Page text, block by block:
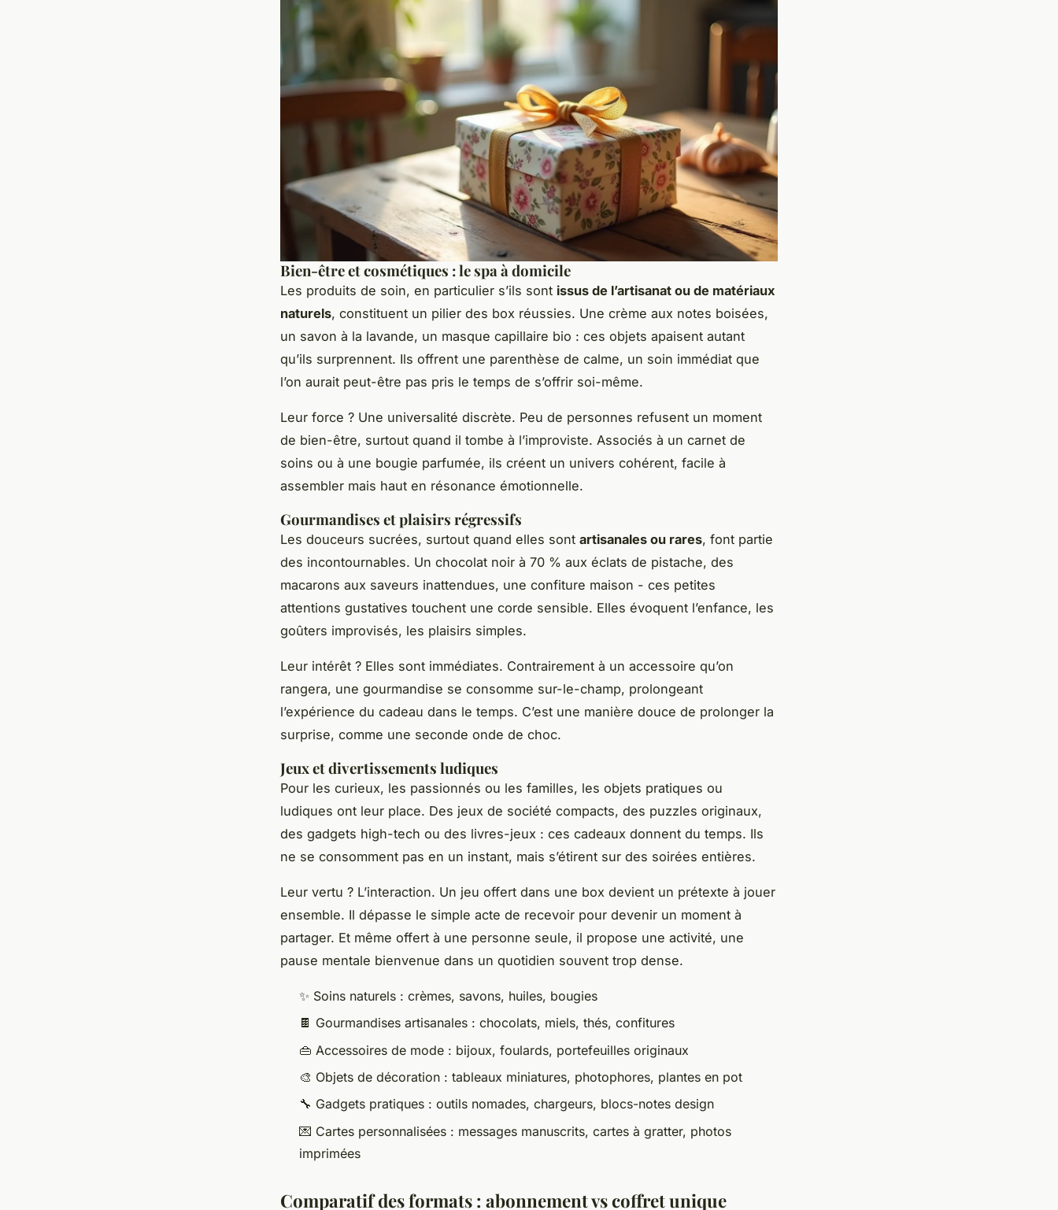
Bien-être et cosmétiques : le spa à domicile
Les produits de soin, en particulier s’ils sont issus de l’artisanat ou de matériaux
naturels, constituent un pilier des box réussies. Une crème aux notes boisées,
un savon à la lavande, un masque capillaire bio : ces objets apaisent autant
qu’ils surprennent. Ils offrent une parenthèse de calme, un soin immédiat que
l’on aurait peut-être pas pris le temps de s’offrir soi-même.
Leur force ? Une universalité discrète. Peu de personnes refusent un moment
de bien-être, surtout quand il tombe à l’improviste. Associés à un carnet de
soins ou à une bougie parfumée, ils créent un univers cohérent, facile à
assembler mais haut en résonance émotionnelle.
Gourmandises et plaisirs régressifs
Les douceurs sucrées, surtout quand elles sont artisanales ou rares, font partie
des incontournables. Un chocolat noir à 70 % aux éclats de pistache, des
macarons aux saveurs inattendues, une confiture maison - ces petites
attentions gustatives touchent une corde sensible. Elles évoquent l’enfance, les
goûters improvisés, les plaisirs simples.
Leur intérêt ? Elles sont immédiates. Contrairement à un accessoire qu’on
rangera, une gourmandise se consomme sur-le-champ, prolongeant
l’expérience du cadeau dans le temps. C’est une manière douce de prolonger la
surprise, comme une seconde onde de choc.
Jeux et divertissements ludiques
Pour les curieux, les passionnés ou les familles, les objets pratiques ou
ludiques ont leur place. Des jeux de société compacts, des puzzles originaux,
des gadgets high-tech ou des livres-jeux : ces cadeaux donnent du temps. Ils
ne se consomment pas en un instant, mais s’étirent sur des soirées entières.
Leur vertu ? L’interaction. Un jeu offert dans une box devient un prétexte à jouer
ensemble. Il dépasse le simple acte de recevoir pour devenir un moment à
partager. Et même offert à une personne seule, il propose une activité, une
pause mentale bienvenue dans un quotidien souvent trop dense.
✨ Soins naturels : crèmes, savons, huiles, bougies
🍫 Gourmandises artisanales : chocolats, miels, thés, confitures
👜 Accessoires de mode : bijoux, foulards, portefeuilles originaux
🎨 Objets de décoration : tableaux miniatures, photophores, plantes en pot
🔧 Gadgets pratiques : outils nomades, chargeurs, blocs-notes design
💌 Cartes personnalisées : messages manuscrits, cartes à gratter, photos
imprimées
Comparatif des formats : abonnement vs coffret unique